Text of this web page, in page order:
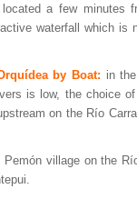
a few minutes
waterfall which is
by Boat: in
is low, the choice
on the Río
Pemón village on the